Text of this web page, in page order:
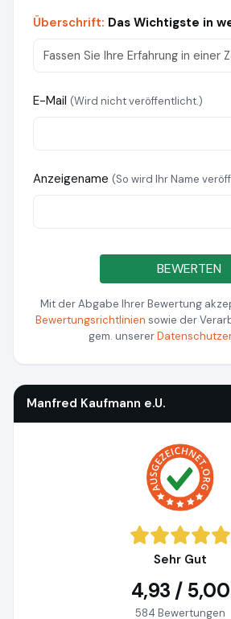
Überschrift: Das Wichtigste in
E-Mail (Wird nicht veröffentlicht.)
Anzeigename (So wird Ihr Name
BEWERTEN
Mit der Abgabe Ihrer Bewertung
Bewertungsrichtlinien sowie der
gem. unserer
Manfred Kaufmann e.U.
Sehr Gut
4,93 / 5,00
584 Bewertungen